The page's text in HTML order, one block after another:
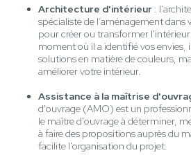
Architecture d'intérieur :
spécialiste de l’aménagement
pour créer ou transformer
moment où il a identifié vos envies,
solutions en matière de couleurs,
améliorer votre intérieur.
Assistance à la maîtrise
d'ouvrage (AMO) est un
le maître d'ouvrage à déterminer,
à faire des propositions auprès du
facilite l'organisation du projet.